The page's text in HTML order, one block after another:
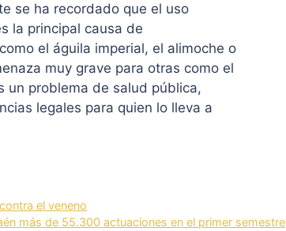
se ha recordado que el uso
la principal causa de
el águila imperial, el alimoche o
muy grave para otras como el
un problema de salud pública,
legales para quien lo lleva a
el veneno
más de 55.300 actuaciones en el primer semestre